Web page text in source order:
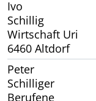
Ivo
Schillig
Wirtschaft Uri
6460 Altdorf
Peter
Schilliger
Berufene